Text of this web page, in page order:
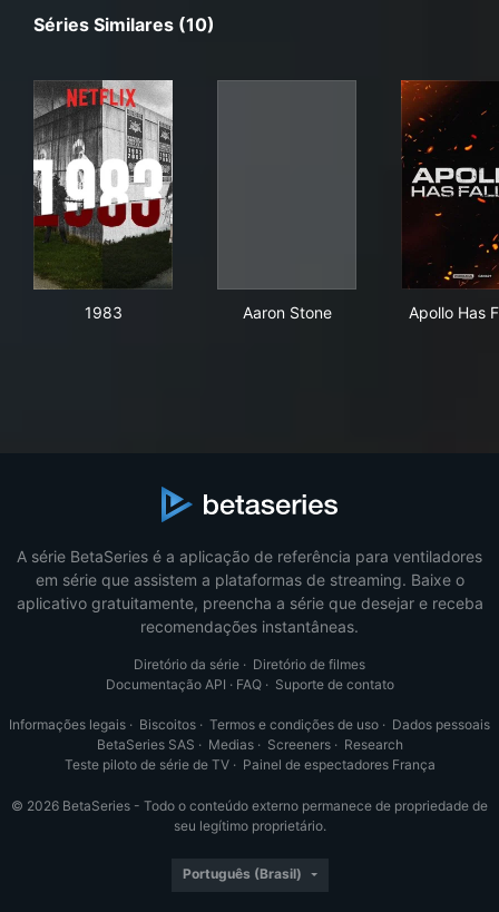
Séries Similares (10)
1983 Aaron Stone Apollo Has
A série BetaSeries é a aplicação de referência para ventiladores
em série que assistem a plataformas de streaming. Baixe o
aplicativo gratuitamente, preencha a série que desejar e receba
recomendações instantâneas.
Diretório da série · Diretório de filmes
Documentação API · FAQ· Suporte de contato
Informações legais · Biscoitos · Termos e condições de uso · Dados pessoais
BetaSeries SAS · Medias· Screeners· Research
Teste piloto de série de TV· Painel de espectadores França
© 2026 BetaSeries - Todo o conteúdo externo permanece de propriedade de
seu legítimo proprietário.
Português (Brasil)